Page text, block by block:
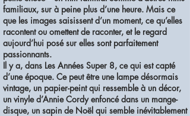
familiaux, sur à peine plus d’une heure. Mais ce
que les images saisissent d’un moment, ce qu’elles
racontent ou omettent de raconter, et le regard
aujourd’hui posé sur elles sont parfaitement
passionnants.
Il y a, dans Les Années Super 8, ce qui est capté
d’une époque. Ce peut être une lampe désormais
vintage, un papier-peint qui ressemble à un décor,
un vinyle d’Annie Cordy enfoncé dans un mange-
disque, un sapin de Noël qui semble inévitablement